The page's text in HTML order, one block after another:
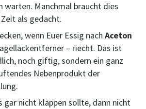
warten. Manchmal braucht dies
als gedacht.
wenn Euer Essig nach Aceton
– riecht. Das ist
noch giftig, sondern ein ganz
Nebenprodukt der
gar nicht klappen sollte, dann nicht